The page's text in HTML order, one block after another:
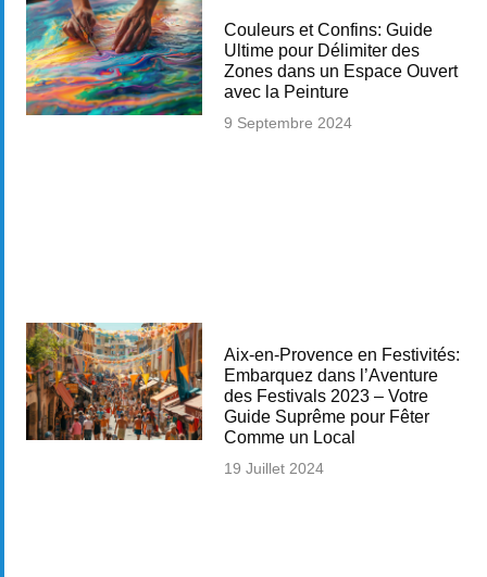
Couleurs et Confins: Guide
Ultime pour Délimiter des
Zones dans un Espace Ouvert
avec la Peinture
9 Septembre 2024
Aix-en-Provence en Festivités:
Embarquez dans l’Aventure
des Festivals 2023 – Votre
Guide Suprême pour Fêter
Comme un Local
19 Juillet 2024